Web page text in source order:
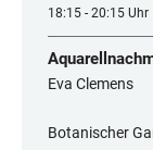
18:15 - 20:15 Uhr
Eva Clemens
Botanischer